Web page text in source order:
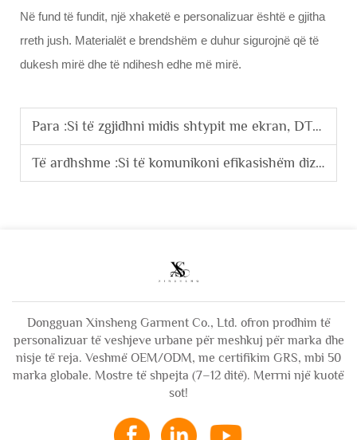
Në fund të fundit, një xhaketë e personalizuar është e gjitha
rreth jush. Materialët e brendshëm e duhur sigurojnë që të
dukesh mirë dhe të ndihesh edhe më mirë.
Para :Si të zgjidhni midis shtypit me ekran, DTG dhe sublimacionit për grafikët e t-shertave?
Të ardhshme :Si të komunikoni efikasishëm dizajnin e një hoodiet të personalizuar me prodhuesit?
Dongguan Xinsheng Garment Co., Ltd. ofron prodhim të
personalizuar të veshjeve urbane për meshkuj për marka dhe
nisje të reja. Veshmë OEM/ODM, me certifikim GRS, mbi 50
marka globale. Mostre të shpejta (7–12 ditë). Merrni një kuotë
sot!